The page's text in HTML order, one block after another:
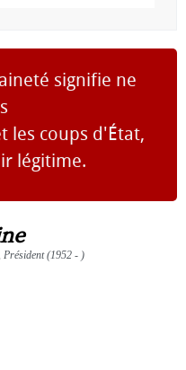
signifie ne
les coups d'État,
légitime.
(1952 - )